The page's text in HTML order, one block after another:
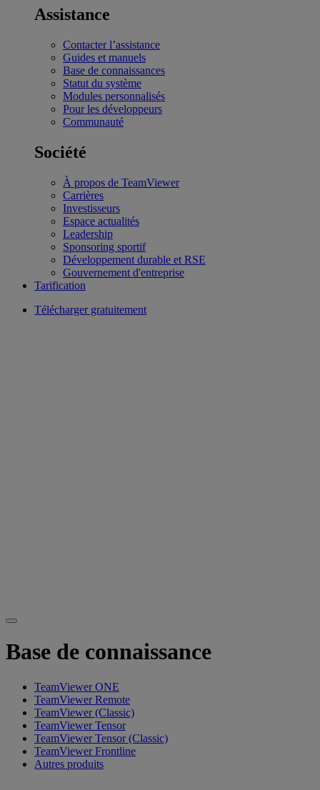
Assistance
Contacter l’assistance
Guides et manuels
Base de connaissances
Statut du système
Modules personnalisés
Pour les développeurs
Communauté
Société
À propos de TeamViewer
Carrières
Investisseurs
Espace actualités
Leadership
Sponsoring sportif
Développement durable et RSE
Gouvernement d'entreprise
Tarification
Télécharger gratuitement
Base de connaissance
TeamViewer ONE
TeamViewer Remote
TeamViewer (Classic)
TeamViewer Tensor
TeamViewer Tensor (Classic)
TeamViewer Frontline
Autres produits